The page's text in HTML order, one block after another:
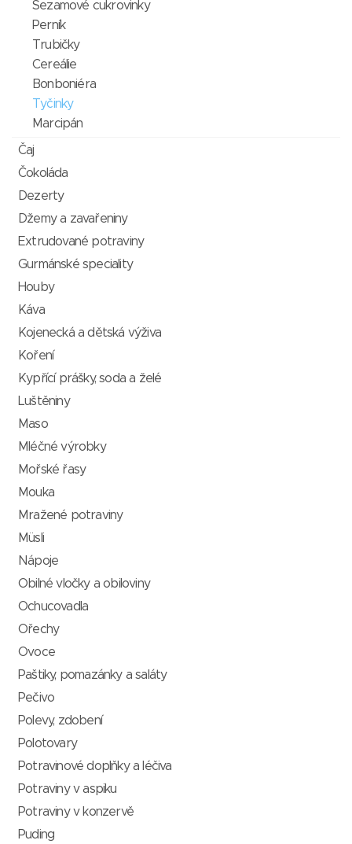
Sezamové cukrovinky
Perník
Trubičky
Cereálie
Bonboniéra
Tyčinky
Marcipán
Čaj
Čokoláda
Dezerty
Džemy a zavařeniny
Extrudované potraviny
Gurmánské speciality
Houby
Káva
Kojenecká a dětská výživa
Koření
Kypřící prášky, soda a želé
Luštěniny
Maso
Mléčné výrobky
Mořské řasy
Mouka
Mražené potraviny
Müsli
Nápoje
Obilné vločky a obiloviny
Ochucovadla
Ořechy
Ovoce
Paštiky, pomazánky a saláty
Pečivo
Polevy, zdobení
Polotovary
Potravinové doplňky a léčiva
Potraviny v aspiku
Potraviny v konzervě
Puding